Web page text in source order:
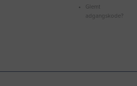
Glemt
adgangskode?